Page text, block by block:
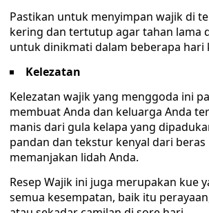
Pastikan untuk menyimpan wajik di
kering dan tertutup agar tahan lama
untuk dinikmati dalam beberapa hari
Kelezatan
Kelezatan wajik yang menggoda ini
membuat Anda dan keluarga Anda
manis dari gula kelapa yang
pandan dan tekstur kenyal dari beras
memanjakan lidah Anda.
Resep Wajik ini juga merupakan kue
semua kesempatan, baik itu